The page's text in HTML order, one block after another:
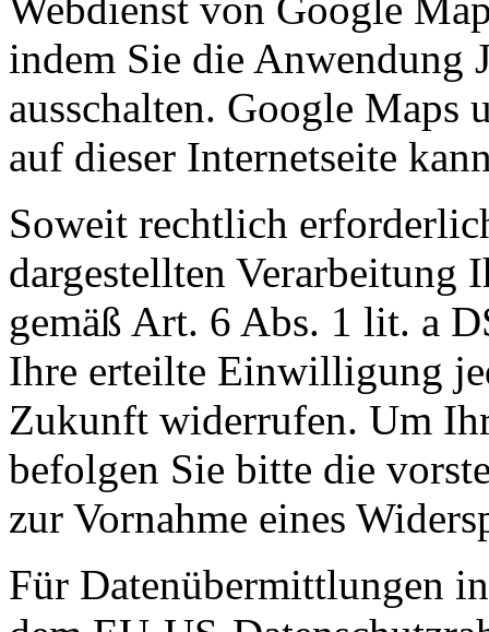
Webdienst von Google
indem Sie die Anwendung
ausschalten. Google Maps
auf dieser Internetseite
Soweit rechtlich
dargestellten
gemäß Art. 6 Abs. 1 lit. a
Ihre erteilte Einwilligung
Zukunft widerrufen. Um
befolgen Sie bitte die
zur Vornahme eines
Für Datenübermittlungen